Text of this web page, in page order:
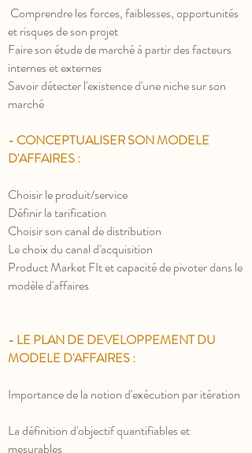
Comprendre les forces, faiblesses, opportunités
et risques de son projet
Faire son étude de marché à partir des facteurs
internes et externes
Savoir détecter l'existence d'une niche sur son
marché
- CONCEPTUALISER SON MODELE
D'AFFAIRES :
Choisir le produit/service
Définir la tarification
Choisir son canal de distribution
Le choix du canal d'acquisition
Product Market FIt et capacité de pivoter dans le
modèle d'affaires
- LE PLAN DE DEVELOPPEMENT DU
MODELE D'AFFAIRES :
Importance de la notion d'exécution par itération
La définition d'objectif quantifiables et
mesurables